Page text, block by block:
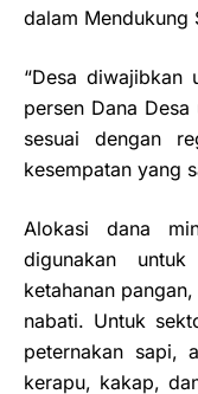
dalam Mendukung
“Desa diwajibkan
persen Dana
sesuai dengan
kesempatan yang
Alokasi dana
digunakan
ketahanan
nabati. Untuk
peternakan sapi,
kerapu, kakap,